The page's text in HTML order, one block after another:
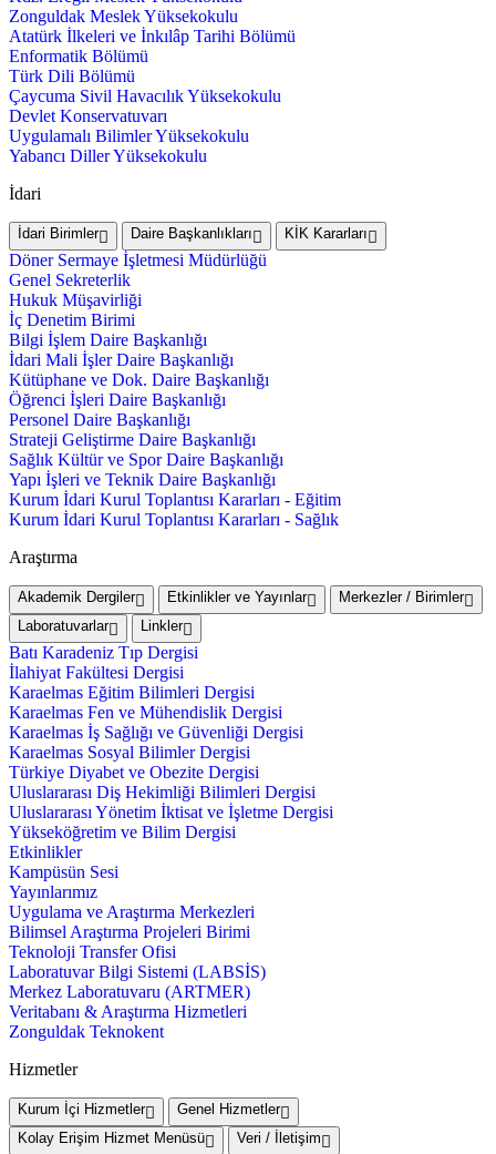
Zonguldak Meslek Yüksekokulu
Atatürk İlkeleri ve İnkılâp Tarihi Bölümü
Enformatik Bölümü
Türk Dili Bölümü
Çaycuma Sivil Havacılık Yüksekokulu
Devlet Konservatuvarı
Uygulamalı Bilimler Yüksekokulu
Yabancı Diller Yüksekokulu
İdari
İdari Birimler Daire Başkanlıkları KİK Kararları
Döner Sermaye İşletmesi Müdürlüğü
Genel Sekreterlik
Hukuk Müşavirliği
İç Denetim Birimi
Bilgi İşlem Daire Başkanlığı
İdari Mali İşler Daire Başkanlığı
Kütüphane ve Dok. Daire Başkanlığı
Öğrenci İşleri Daire Başkanlığı
Personel Daire Başkanlığı
Strateji Geliştirme Daire Başkanlığı
Sağlık Kültür ve Spor Daire Başkanlığı
Yapı İşleri ve Teknik Daire Başkanlığı
Kurum İdari Kurul Toplantısı Kararları - Eğitim
Kurum İdari Kurul Toplantısı Kararları - Sağlık
Araştırma
Akademik Dergiler Etkinlikler ve Yayınlar
Merkezler / Birimler
Laboratuvarlar
Linkler
Batı Karadeniz Tıp Dergisi
İlahiyat Fakültesi Dergisi
Karaelmas Eğitim Bilimleri Dergisi
Karaelmas Fen ve Mühendislik Dergisi
Karaelmas İş Sağlığı ve Güvenliği Dergisi
Karaelmas Sosyal Bilimler Dergisi
Türkiye Diyabet ve Obezite Dergisi
Uluslararası Diş Hekimliği Bilimleri Dergisi
Uluslararası Yönetim İktisat ve İşletme Dergisi
Yükseköğretim ve Bilim Dergisi
Etkinlikler
Kampüsün Sesi
Yayınlarımız
Uygulama ve Araştırma Merkezleri
Bilimsel Araştırma Projeleri Birimi
Teknoloji Transfer Ofisi
Laboratuvar Bilgi Sistemi (LABSİS)
Merkez Laboratuvaru (ARTMER)
Veritabanı & Araştırma Hizmetleri
Zonguldak Teknokent
Hizmetler
Kurum İçi Hizmetler
Genel Hizmetler
Kolay Erişim Hizmet Menüsü
Veri / İletişim